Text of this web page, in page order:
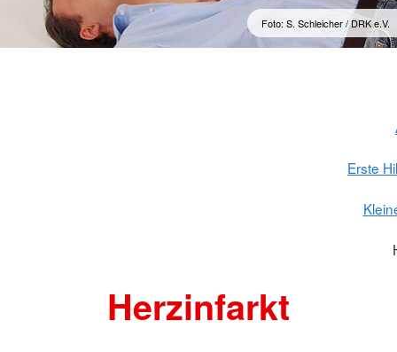
Foto: S. Schleicher / DRK e.V.
Erste
Herzinfarkt